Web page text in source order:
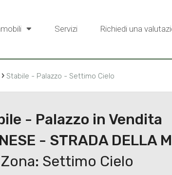
Servizi Richiedi una
› Stabile - Palazzo - Settimo Cielo
- Palazzo in Vendita
- STRADA DELLA
Zona: Settimo Cielo